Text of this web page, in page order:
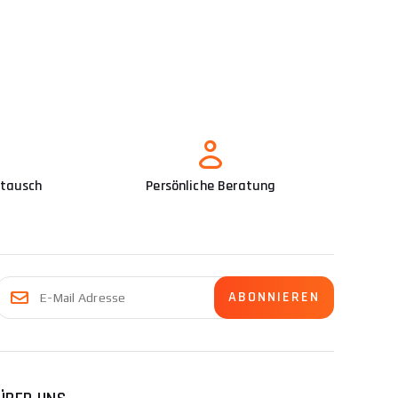
von Möbeln, Fußböden oder
unterscheidet sich von der klassischen
Ergebnis gewährleistet. Einige
mit Schleppvorrichtung
Persönliche Beratung